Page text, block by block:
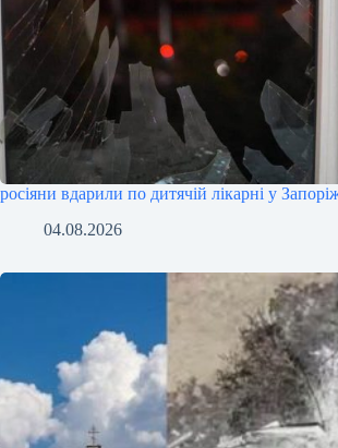
росіяни вдарили по дитячій лікарні у
04.08.2026